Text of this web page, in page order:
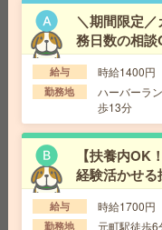
給 与
時給1400円＋交
給与の前払いが可能な速払
交通費 交通費支給あり
勤務地 京都府京都市伏見
分
座り仕事！給与即払
査[派遣]
給 与 時給1500円
交通費 交通費支給有り
勤務地 南公園駅～徒歩7
＼期間限定
務日数の相
給与 時給1400円
勤務地
ハーバーラ
歩13分
【扶養内OK
経験活かせ
給与 時給1700円
勤務地
元町駅徒歩